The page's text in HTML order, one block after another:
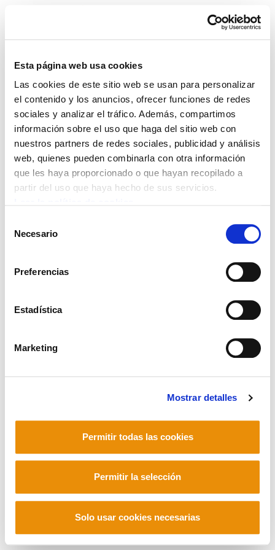
Esta página web usa cookies
Las cookies de este sitio web se usan para personalizar
el contenido y los anuncios, ofrecer funciones de redes
sociales y analizar el tráfico. Además, compartimos
información sobre el uso que haga del sitio web con
nuestros partners de redes sociales, publicidad y análisis
web, quienes pueden combinarla con otra información
que les haya proporcionado o que hayan recopilado a
partir del uso que haya hecho de sus servicios.
Necesario
Preferencias
Estadística
Marketing
Mostrar detalles
Permitir todas las cookies
Permitir la selección
Solo usar cookies necesarias
fotos-de-personas
POLÍTICA DE COOKIES
CANAL DE INFORMACIÓN
POLÍTICA DE PRIVACIDAD
MAPA DEL SITIO
ACCESIBILIDAD
Telf. +34 94 403 77 99
Contacto